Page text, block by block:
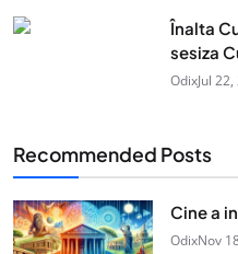
Înalta
sesiza
OdixJul
Recommended Posts
Cine a
OdixNov